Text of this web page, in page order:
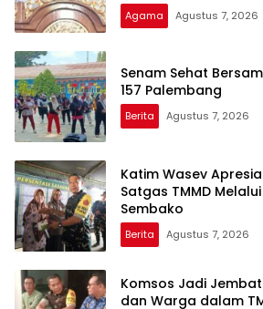
Agama Agustus 7, 2026
Senam Sehat
157 Palembang
Berita Agustus 7, 2026
Katim Wasev
Satgas TMMD
Sembako
Berita Agustus 7, 2026
Komsos Jadi
dan Warga dalam